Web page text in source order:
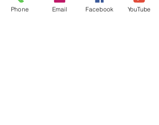
Phone Email Facebook YouTube